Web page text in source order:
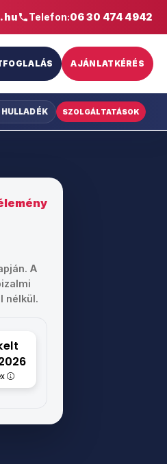
Telefon:06 30 474 4942
AJÁNLATKÉRÉS
SZOLGÁLTATÁSOK
A
nélkül.